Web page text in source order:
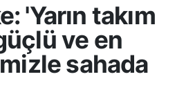
'Yarın takım
ve en
sahada
Haritası
ve Fikstür